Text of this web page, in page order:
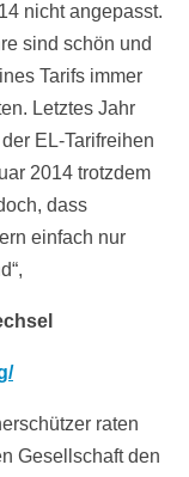
nicht angepasst.
sind schön und
Tarifs immer
Letztes Jahr
EL-Tarifreihen
2014 trotzdem
dass
einfach nur
raten
Gesellschaft den